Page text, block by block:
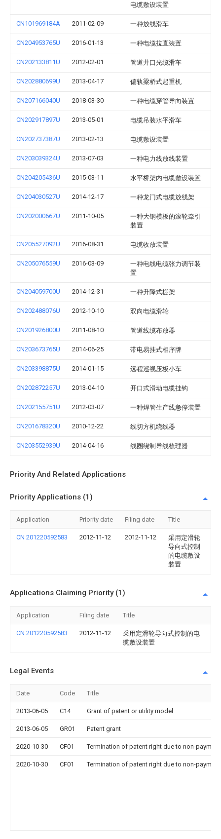
电缆敷设装置
CN101969184A 2011-02-09 一种放线滑车
CN204953765U 2016-01-13 一种电缆拉直装置
CN202133811U 2012-02-01 管道井口光缆滑车
CN202880699U 2013-04-17 偏轨梁桥式起重机
CN207166040U 2018-03-30 一种电缆穿管导向装置
CN202917897U 2013-05-01 电缆吊装水平滑车
CN202737387U 2013-02-13 电缆敷设装置
CN203039324U 2013-07-03 一种电力线放线装置
CN204205436U 2015-03-11 水平桥架内电缆敷设装置
CN204030527U 2014-12-17 一种龙门式电缆放线架
CN202000667U 2011-10-05
一种大钢模板的滚轮牵引
装置
CN205527092U 2016-08-31 电缆收放装置
CN205076559U 2016-03-09
一种电线电缆张力调节装
置
CN204059700U 2014-12-31 一种升降式棚架
CN202488076U 2012-10-10 双向电缆滑轮
CN201926800U 2011-08-10 管道线缆布放器
CN203673765U 2014-06-25 带电易挂式相序牌
CN203398875U 2014-01-15 远程巡视压板小车
CN202872257U 2013-04-10 开口式滑动电缆挂钩
CN202155751U 2012-03-07 一种焊管生产线急停装置
CN201678320U 2010-12-22 线切方机绕线器
CN203552939U 2014-04-16 线圈绕制导线梳理器
Priority And Related Applications
Priority Applications (1)
Application Priority date Filing date Title
CN 201220592583 2012-11-12 2012-11-12
采用定滑轮
导向式控制
的电缆敷设
装置
Applications Claiming Priority (1)
Application Filing date Title
CN 201220592583 2012-11-12
采用定滑轮导向式控制的电
缆敷设装置
Legal Events
Date Code Title
2013-06-05 C14 Grant of patent or utility model
2013-06-05 GR01 Patent grant
2020-10-30 CF01 Termination of patent right due to non-
2020-10-30 CF01 Termination of patent right due to non-